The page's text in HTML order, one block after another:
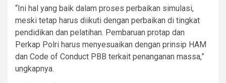
“Ini hal yang baik dalam proses perbaikan simulasi,
meski tetap harus diikuti dengan perbaikan di tingkat
pendidikan dan pelatihan. Pembaruan protap dan
Perkap Polri harus menyesuaikan dengan prinsip HAM
dan Code of Conduct PBB terkait penanganan massa,”
ungkapnya.